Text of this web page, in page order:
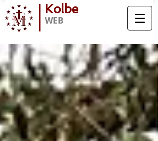
Kolbe
WEB